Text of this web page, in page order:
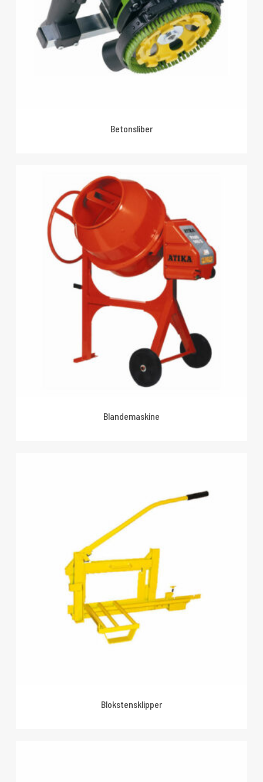
Betonsliber
Blandemaskine
Blokstensklipper